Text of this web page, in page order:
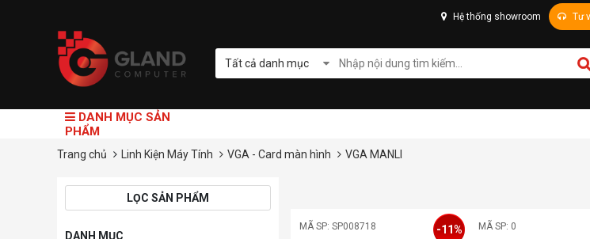
Hệ thống showroom Tư
Tất cả danh mục
DANH MỤC SẢN
PHẨM
Trang chủ Linh Kiện Máy Tính VGA - Card màn hình VGA MANLI
LỌC SẢN PHẨM
DANH MỤC
MÃ SP: SP008718 -11% MÃ SP: 0